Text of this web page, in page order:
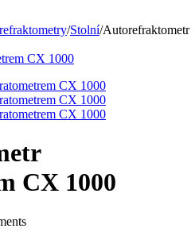
/Stolní/Autorefraktometr
CX 1000